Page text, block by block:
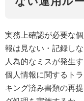
実務上確認が必要な
報は見ない・記録し
人為的なミスが発生
個人情報に関するト
キング済み書類の再